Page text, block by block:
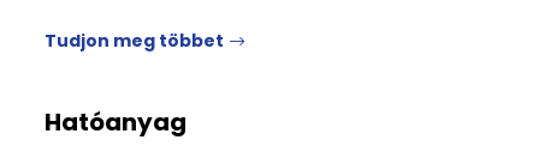
Tudjon meg többet
Hatóanyag